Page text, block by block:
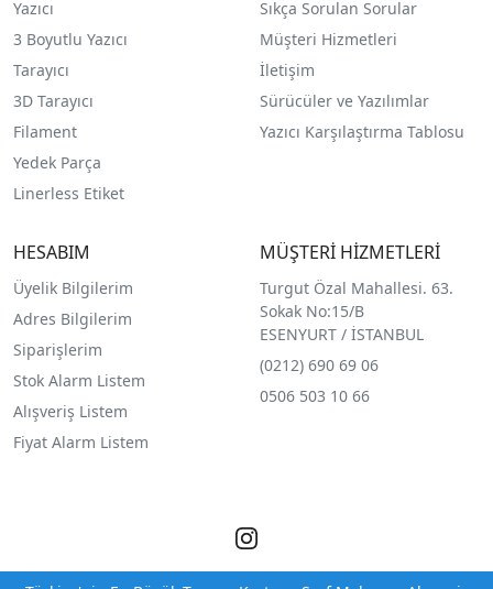
Yazıcı
3 Boyutlu Yazıcı
Tarayıcı
3D Tarayıcı
Filament
Yedek Parça
Linerless Etiket
Sıkça Sorulan Sorular
Müşteri Hizmetleri
İletişim
Sürücüler ve Yazılımlar
Yazıcı Karşılaştırma Tablosu
HESABIM
Üyelik Bilgilerim
Adres Bilgilerim
Siparişlerim
Stok Alarm Listem
Alışveriş Listem
Fiyat Alarm Listem
MÜŞTERİ HİZMETLERİ
Turgut Özal Mahallesi. 63.
Sokak No:15/B
ESENYURT / İSTANBUL
(0212) 690 69 06
0506 503 10 66